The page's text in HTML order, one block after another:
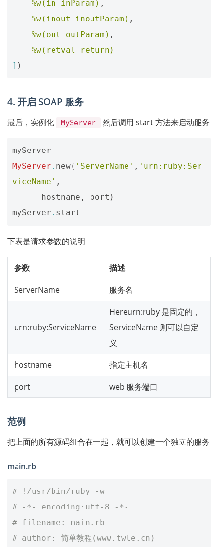
%w(in inParam) ,
%w(inout inoutParam) ,
%w(out outParam) ,
%w(retval return)
] )
4. 开启 SOAP 服务
最后，实例化 MyServer 然后调用 start 方法来启动服务
myServer =
MyServer . new( 'ServerName' , 'urn:ruby:Ser
viceName' ,
hostname , port )
myServer . start
下表是请求参数的说明
参数 描述
ServerName 服务名
urn:ruby:ServiceName
Hereurn:ruby 是固定的，
ServiceName 则可以自定
义
hostname 指定主机名
port web 服务端口
范例
把上面的所有源码组合在一起，就可以创建一个独立的服务
main.rb
# !/usr/bin/ruby -w
# -*- encoding:utf-8 -*-
# filename: main.rb
# author: 简单教程(www.twle.cn)